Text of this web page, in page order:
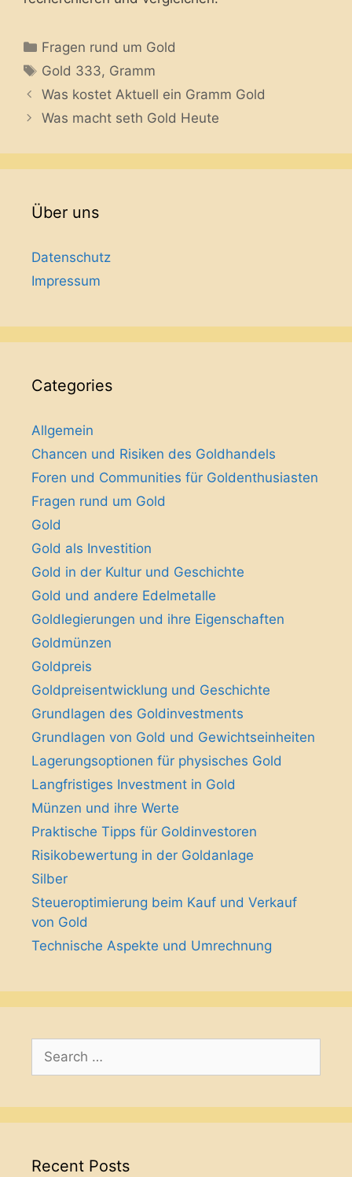
Categories
Fragen rund um Gold
Tags
Gold 333, Gramm
Was kostet Aktuell ein Gramm Gold
Was macht seth Gold Heute
Über uns
Datenschutz
Impressum
Categories
Allgemein
Chancen und Risiken des Goldhandels
Foren und Communities für Goldenthusiasten
Fragen rund um Gold
Gold
Gold als Investition
Gold in der Kultur und Geschichte
Gold und andere Edelmetalle
Goldlegierungen und ihre Eigenschaften
Goldmünzen
Goldpreis
Goldpreisentwicklung und Geschichte
Grundlagen des Goldinvestments
Grundlagen von Gold und Gewichtseinheiten
Lagerungsoptionen für physisches Gold
Langfristiges Investment in Gold
Münzen und ihre Werte
Praktische Tipps für Goldinvestoren
Risikobewertung in der Goldanlage
Silber
Steueroptimierung beim Kauf und Verkauf
von Gold
Technische Aspekte und Umrechnung
Search
for:
Recent Posts